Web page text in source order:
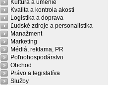
Kultúra a umenie
Kvalita a kontrola akosti
Logistika a doprava
Ľudské zdroje a personalistika
Manažment
Marketing
Médiá, reklama, PR
Poľnohospodárstvo
Obchod
Právo a legislatíva
Služby